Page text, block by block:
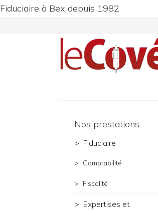
Fiduciaire à Bex depuis 1982
Nos prestations
Fiduciaire
Comptabilité
Fiscalité
Expertises et